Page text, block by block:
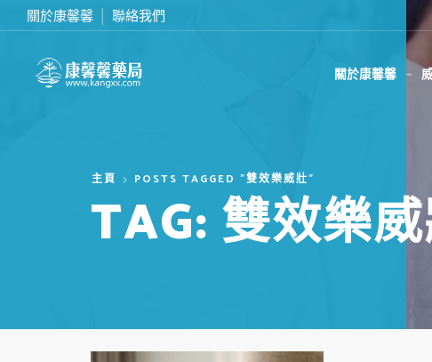
關於康馨馨 聯絡我們
關於康馨馨
主頁 POSTS TAGGED "雙效樂威壯"
TAG: 雙效樂